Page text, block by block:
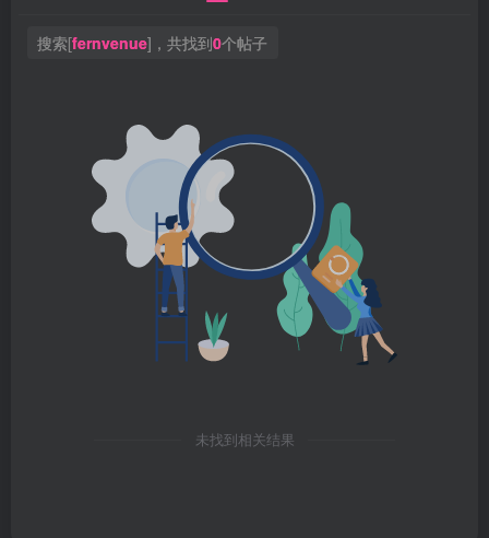
搜索[fernvenue]，共找到0个帖子
未找到相关结果